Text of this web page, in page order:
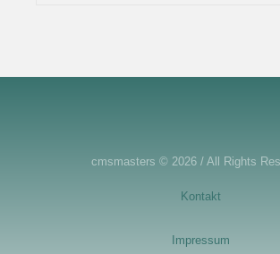
cmsmasters © 2026 / All Rights
Kontakt
Impressum